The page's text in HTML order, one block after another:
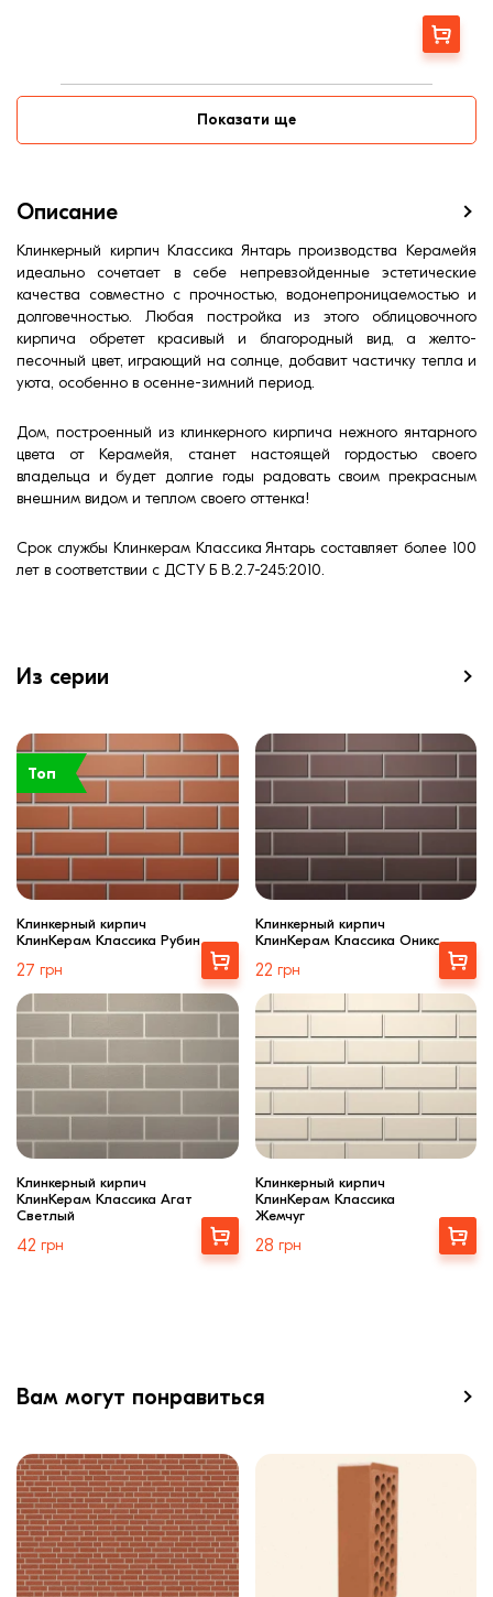
2,8
120
Страна:
Украина
Заказать
Показати ще
Описание
Клинкерный кирпич Классика Янтарь производства Керамейя
идеально сочетает в себе непревзойденные эстетические
качества совместно с прочностью, водонепроницаемостью и
долговечностью. Любая постройка из этого облицовочного
кирпича обретет красивый и благородный вид, а желто-
песочный цвет, играющий на солнце, добавит частичку тепла и
уюта, особенно в осенне-зимний период.
Дом, построенный из клинкерного кирпича нежного янтарного
цвета от Керамейя, станет настоящей гордостью своего
владельца и будет долгие годы радовать своим прекрасным
внешним видом и теплом своего оттенка!
Срок службы Клинкерам Классика Янтарь составляет более 100
лет в соответствии с ДСТУ Б В.2.7-245:2010.
Из серии
Топ
Клинкерный кирпич
КлинКерам Классика Рубин
27 грн
Выбрать
Клинкерный кирпич
КлинКерам Классика Оникс
22 грн
Выбрать
Клинкерный кирпич
КлинКерам Классика Агат
Светлый
42 грн
Выбрать
Клинкерный кирпич
КлинКерам Классика
Жемчуг
28 грн
Выбрать
Вам могут понравиться